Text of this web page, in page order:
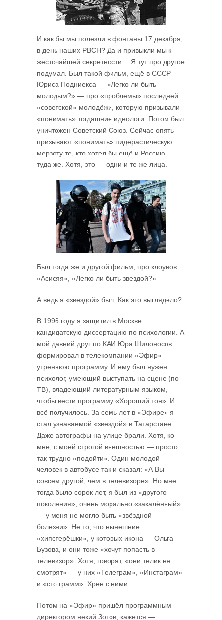
И как бы мы полезли в фонтаны 17 декабря,
в день наших РВСН? Да и привыкли мы к
жесточайшей секретности… Я тут про другое
подумал. Был такой фильм, ещё в СССР
Юриса Подниекса — «Легко ли быть
молодым?» — про «проблемы» последней
«советской» молодёжи, которую призывали
«понимать» тогдашние идеологи. Потом был
уничтожен Советский Союз. Сейчас опять
призывают «понимать» пидерастическую
мерзоту те, кто хотел бы ещё и Россию —
туда же. Хотя, это — одни и те же лица.
Был тогда же и другой фильм, про клоунов
«Асисяя», «Легко ли быть звездой?»
А ведь я «звездой» был. Как это выглядело?
В 1996 году я защитил в Москве
кандидатскую диссертацию по психологии. А
мой давний друг по КАИ Юра Шилоносов
формировал в телекомпании «Эфир»
утреннюю программу. И ему был нужен
психолог, умеющий выступать на сцене (по
ТВ), владеющий литературным языком,
чтобы вести программу «Хороший тон». И
всё получилось. За семь лет в «Эфире» я
стал узнаваемой «звездой» в Татарстане.
Даже автографы на улице брали. Хотя, ко
мне, с моей строгой внешностью — просто
так трудно «подойти». Один молодой
человек в автобусе так и сказал: «А Вы
совсем другой, чем в телевизоре». Но мне
тогда было сорок лет, я был из «другого
поколения», очень морально «закалённый»
— у меня не могло быть «звёздной
болезни». Не то, что нынешние
«хипстерёшки», у которых икона — Ольга
Бузова, и они тоже «хочут попасть в
телевизор». Хотя, говорят, «они телик не
смотрят» — у них «Телеграм», «Инстаграм»
и «сто грамм». Хрен с ними.
Потом на «Эфир» пришёл программным
директором некий Зотов, кажется —